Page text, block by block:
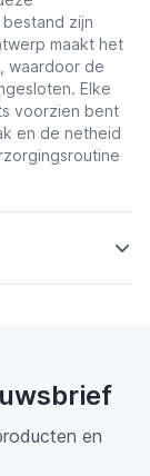
zijn
maakt het
waardoor de
Elke
voorzien bent
en de netheid
en